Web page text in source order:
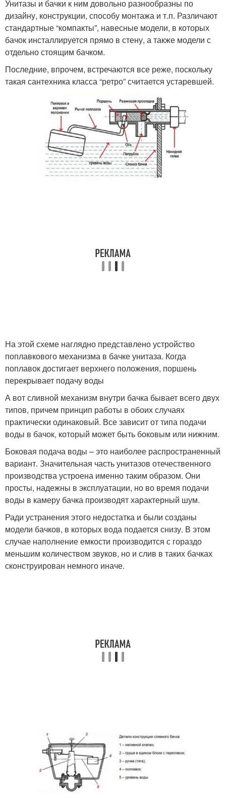
Унитазы и бачки к ним довольно разнообразны по
дизайну, конструкции, способу монтажа и т.п. Различают
стандартные “компакты”, навесные модели, в которых
бачок инсталлируется прямо в стену, а также модели с
отдельно стоящим бачком.
Последние, впрочем, встречаются все реже, поскольку
такая сантехника класса “ретро” считается устаревшей.
На этой схеме наглядно представлено устройство
поплавкового механизма в бачке унитаза. Когда
поплавок достигает верхнего положения, поршень
перекрывает подачу воды
А вот сливной механизм внутри бачка бывает всего двух
типов, причем принцип работы в обоих случаях
практически одинаковый. Все зависит от типа подачи
воды в бачок, который может быть боковым или нижним.
Боковая подача воды – это наиболее распространенный
вариант. Значительная часть унитазов отечественного
производства устроена именно таким образом. Они
просты, надежны в эксплуатации, но во время подачи
воды в камеру бачка производят характерный шум.
Ради устранения этого недостатка и были созданы
модели бачков, в которых вода подается снизу. В этом
случае наполнение емкости производится с гораздо
меньшим количеством звуков, но и слив в таких бачках
сконструирован немного иначе.